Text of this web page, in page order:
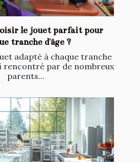
le jouet parfait pour
tranche d'âge ?
adapté à chaque tranche
rencontré par de nombreux
parents...